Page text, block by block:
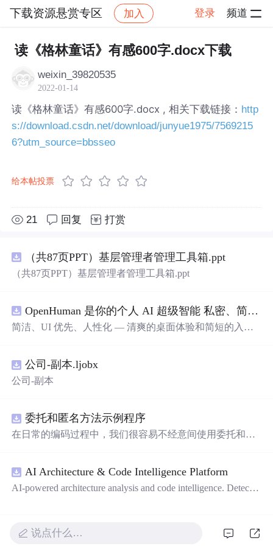
下载资源悬赏专区 加入 登录 频道
社区 下载资源悬赏专区 帖子详情
读《格林童话》有感600字.docx下载
weixin_39820535
2022-01-14
读《格林童话》有感600字.docx , 相关下载链接： http
s://download.csdn.net/download/junyue1975/7569215
6?utm_source=bbsseo
给本帖投票
21 回复 打赏
（共87页PPT）基层管理者管理工具箱.ppt
（共87页PPT）基层管理者管理工具箱.ppt
OpenHuman 是你的个人 AI 超级智能 私密、简洁、极其强大
简洁、UI 优先、人性化 — 清爽的桌面体验和简短的入门
吉祥物，会说话、能感知周围环境、可作为真实参与者加
入你的 Google Meet 会议、跨周记住你，即使你停止输入
公司-副本.ljobx
公司-副本
委托和匿名方法示例程序
在日常的编码过程中，我们很容易不经意间使用委托和匿
的完整项目示例。
AI Architecture & Code Intelligence Platform
AI-powered architecture analysis and code intelligence. Detects
说点什么…